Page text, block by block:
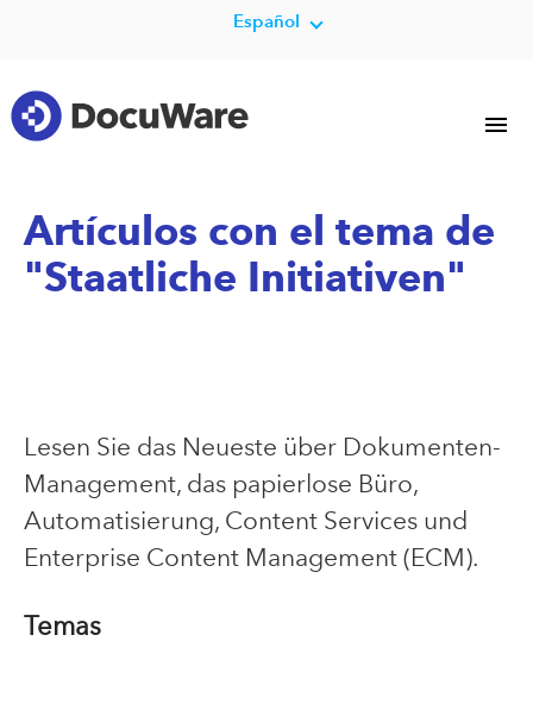
Español
Artículos con el tema de
"Staatliche Initiativen"
Lesen Sie das Neueste über Dokumenten-
Management, das papierlose Büro,
Automatisierung, Content Services und
Enterprise Content Management (ECM).
Temas